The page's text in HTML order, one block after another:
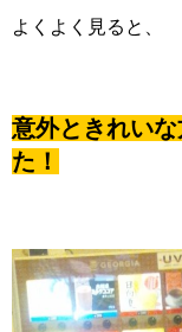
よくよく見ると、
意外ときれい
た！